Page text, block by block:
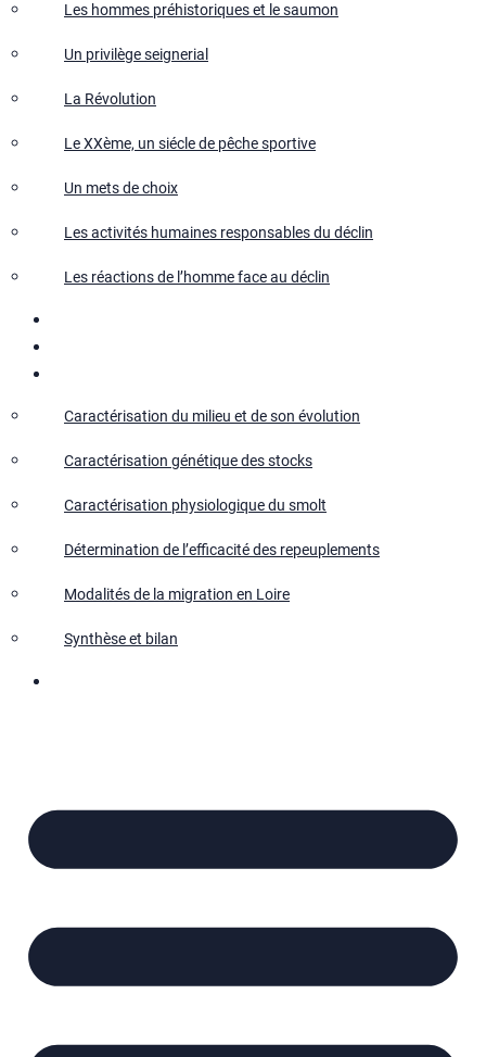
Les hommes préhistoriques et le saumon
Un privilège seignerial
La Révolution
Le XXème, un siécle de pêche sportive
Un mets de choix
Les activités humaines responsables du déclin
Les réactions de l’homme face au déclin
Caractérisation du milieu et de son évolution
Caractérisation génétique des stocks
Caractérisation physiologique du smolt
Détermination de l’efficacité des repeuplements
Modalités de la migration en Loire
Synthèse et bilan